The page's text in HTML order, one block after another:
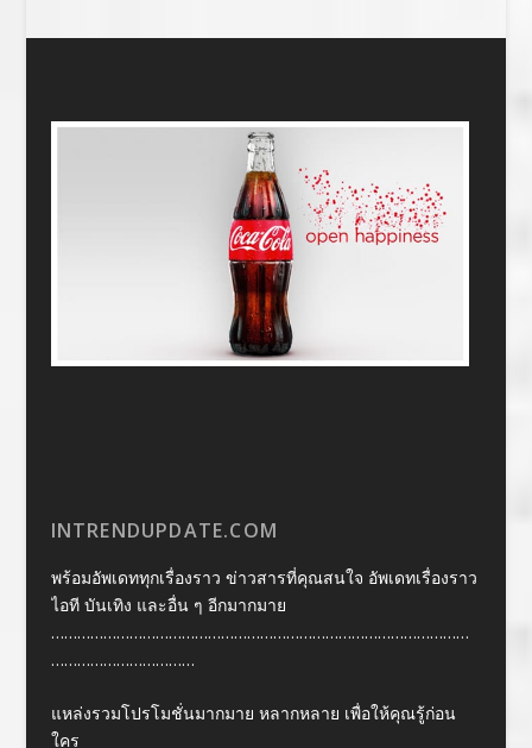
INTRENDUPDATE.COM
พร้อมอัพเดททุกเรื่องราว ข่าวสารที่คุณสนใจ อัพเดทเรื่องราว
ไอที บันเทิง และอื่น ๆ อีกมากมาย
……………………………………………………………………………………
……………………………
แหล่งรวมโปรโมชั่นมากมาย หลากหลาย เพื่อให้คุณรู้ก่อน
ใคร